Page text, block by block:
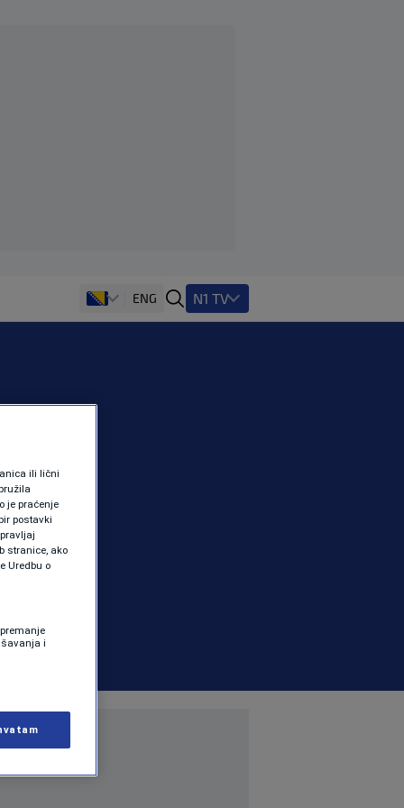
ENG N1 TV
ili lični
je praćenje
postavki
stranice, ako
Uredbu o
i